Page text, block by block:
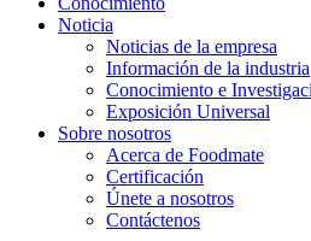
Noticia
Noticias de la empresa
Información de la industria
Conocimiento e
Exposición Universal
Sobre nosotros
Acerca de Foodmate
Certificación
Únete a nosotros
Contáctenos